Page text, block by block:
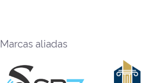
Marcas aliadas